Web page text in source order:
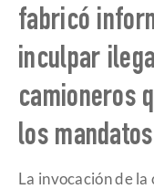
fabricó
inculpar
camioneros
los
La invocación de